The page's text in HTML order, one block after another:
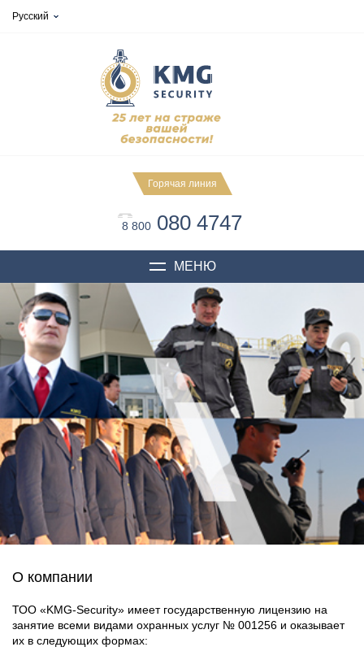
Русский
Горячая линия
8 800 080 4747
МЕНЮ
О компании
ТОО «KMG-Security» имеет государственную лицензию на
занятие всеми видами охранных услуг № 001256 и оказывает
их в следующих формах: